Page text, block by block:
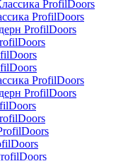
ProfilDoors
ProfilDoors
ProfilDoors
ProfilDoors
ProfilDoors